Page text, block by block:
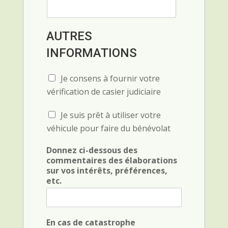
AUTRES
INFORMATIONS
C
e
k
b
x
F
i
e
l
(
c
Je consens à fournir votre
vérification de casier judiciaire
C
e
k
b
o
x
i
l
Je suis prêt à utiliser votre
véhicule pour faire du bénévolat
Donnez ci-dessous des
commentaires des élaborations
sur vos intérêts, préférences,
etc.
En cas de catastrophe